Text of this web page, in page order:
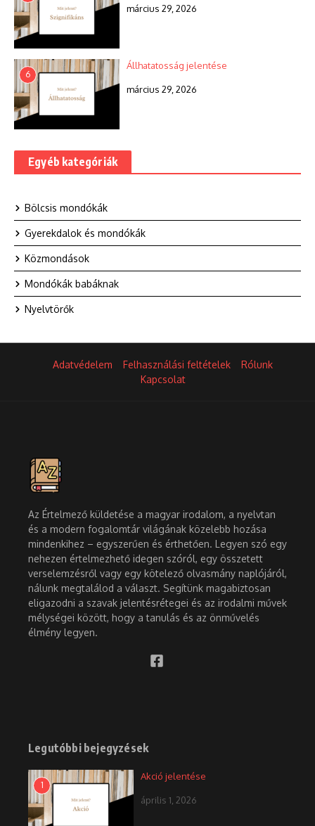
március 29, 2026
6
Állhatatosság jelentése
március 29, 2026
Egyéb kategóriák
Bölcsis mondókák
Gyerekdalok és mondókák
Közmondások
Mondókák babáknak
Nyelvtörők
Adatvédelem Felhasználási feltételek
Rólunk
Kapcsolat
Az Értelmező küldetése a magyar irodalom, a nyelvtan
és a modern fogalomtár világának közelebb hozása
mindenkihez – egyszerűen és érthetően. Legyen szó egy
nehezen értelmezhető idegen szóról, egy összetett
verselemzésről vagy egy kötelező olvasmány naplójáról,
nálunk megtalálod a választ. Segítünk magabiztosan
eligazodni a szavak jelentésrétegei és az irodalmi művek
mélységei között, hogy a tanulás és az önművelés
élmény legyen.
Legutóbbi bejegyzések
1
Akció jelentése
április 1, 2026